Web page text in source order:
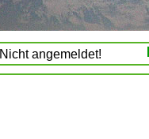
Nicht angemeldet!